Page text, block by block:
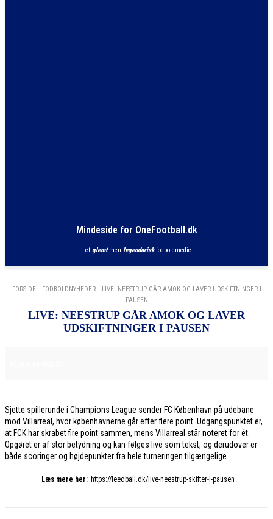
Mindeside for OneFootball.dk
- et glemtmen legendariskfodboldmedie
FORSIDE FODBOLDNYHEDER
LIVE: NEESTRUP GÅR AMOK OG LAVER UDSKIFTNINGER I
PAUSEN
LIVE: NEESTRUP GÅR AMOK OG LAVER
UDSKIFTNINGER I PAUSEN
Sjette spillerunde i Champions League sender FC København på udebane
mod Villarreal, hvor københavnerne går efter flere point. Udgangspunktet er,
at FCK har skrabet fire point sammen, mens Villarreal står noteret for ét.
Opgøret er af stor betydning og kan følges live som tekst, og derudover er
både scoringer og højdepunkter fra hele turneringen tilgængelige.
Læs mere her: https://feedball.dk/live-neestrup-skifter-i-pausen